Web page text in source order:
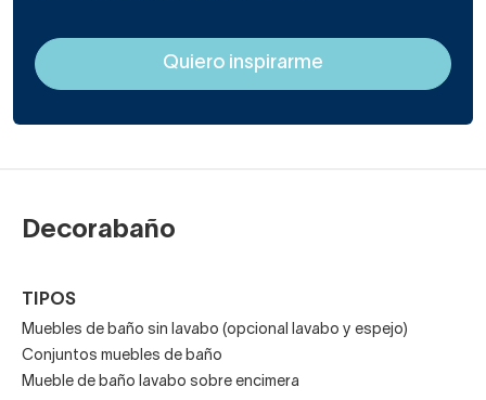
Decorabaño
TIPOS
Muebles de baño sin lavabo (opcional lavabo y espejo)
Conjuntos muebles de baño
Mueble de baño lavabo sobre encimera